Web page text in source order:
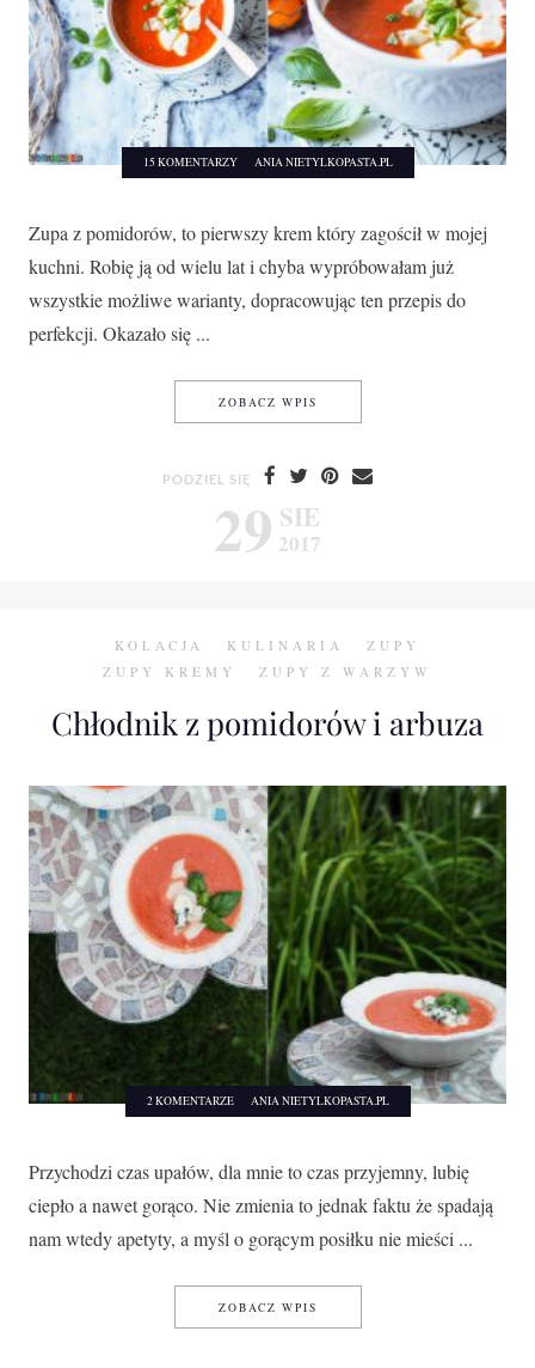
15 KOMENTARZY ANIA NIETYLKOPASTA.PL
Zupa z pomidorów, to pierwszy krem który zagościł w mojej
kuchni. Robię ją od wielu lat i chyba wypróbowałam już
wszystkie możliwe warianty, dopracowując ten przepis do
perfekcji. Okazało się ...
29 SIE
2017
ZOBACZ WPIS
PODZIEL SIĘ
KOLACJA KULINARIA
ZUPY
ZUPY KREMY
ZUPY Z WARZYW
Chłodnik z pomidorów i arbuza
2 KOMENTARZE ANIA NIETYLKOPASTA.PL
Przychodzi czas upałów, dla mnie to czas przyjemny, lubię
ciepło a nawet gorąco. Nie zmienia to jednak faktu że spadają
nam wtedy apetyty, a myśl o gorącym posiłku nie mieści ...
ZOBACZ WPIS